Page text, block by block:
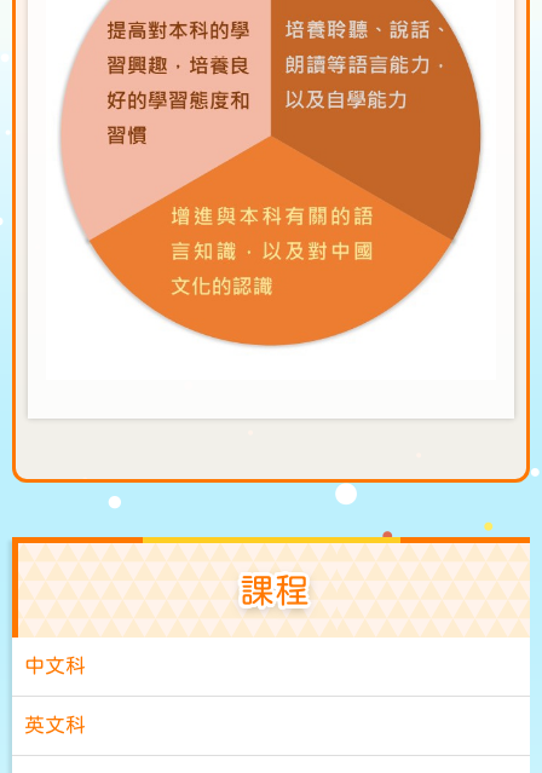
課程
中文科
英文科